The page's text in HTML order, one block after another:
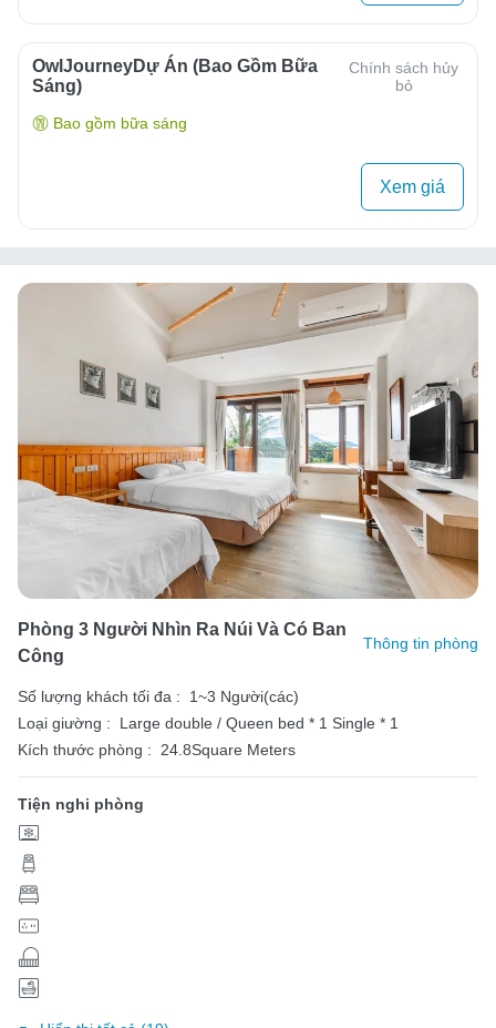
OwlJourneyDự Án (Bao Gồm Bữa
Sáng)
Chính sách hủy
bỏ
Bao gồm bữa sáng
Xem giá
Phòng 3 Người Nhìn Ra Núi Và Có Ban
Công
Thông tin phòng
Số lượng khách tối đa :
1~3 Người(các)
Loại giường :
Large double / Queen bed * 1 Single * 1
Kích thước phòng :
24.8Square Meters
Tiện nghi phòng